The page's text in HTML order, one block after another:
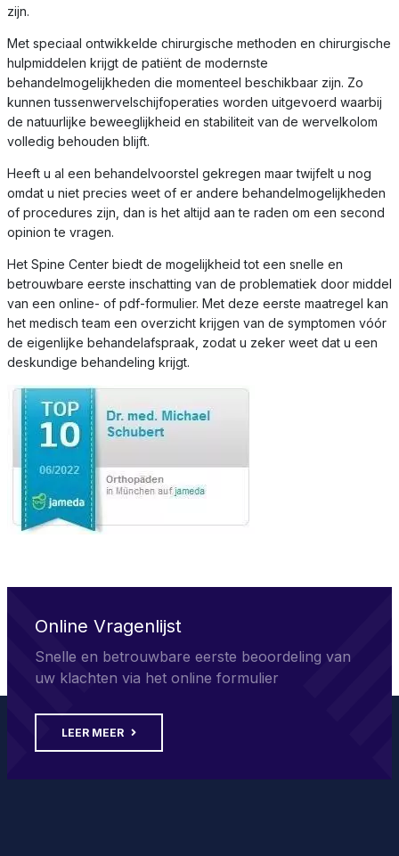
zijn.
Met speciaal ontwikkelde chirurgische methoden en chirurgische
hulpmiddelen krijgt de patiënt de modernste
behandelmogelijkheden die momenteel beschikbaar zijn. Zo
kunnen tussenwervelschijfoperaties worden uitgevoerd waarbij
de natuurlijke beweeglijkheid en stabiliteit van de wervelkolom
volledig behouden blijft.
Heeft u al een behandelvoorstel gekregen maar twijfelt u nog
omdat u niet precies weet of er andere behandelmogelijkheden
of procedures zijn, dan is het altijd aan te raden om een second
opinion te vragen.
Het Spine Center biedt de mogelijkheid tot een snelle en
betrouwbare eerste inschatting van de problematiek door middel
van een online- of pdf-formulier. Met deze eerste maatregel kan
het medisch team een overzicht krijgen van de symptomen vóór
de eigenlijke behandelafspraak, zodat u zeker weet dat u een
deskundige behandeling krijgt.
Online Vragenlijst
Snelle en betrouwbare eerste beoordeling van
uw klachten via het online formulier
LEER MEER